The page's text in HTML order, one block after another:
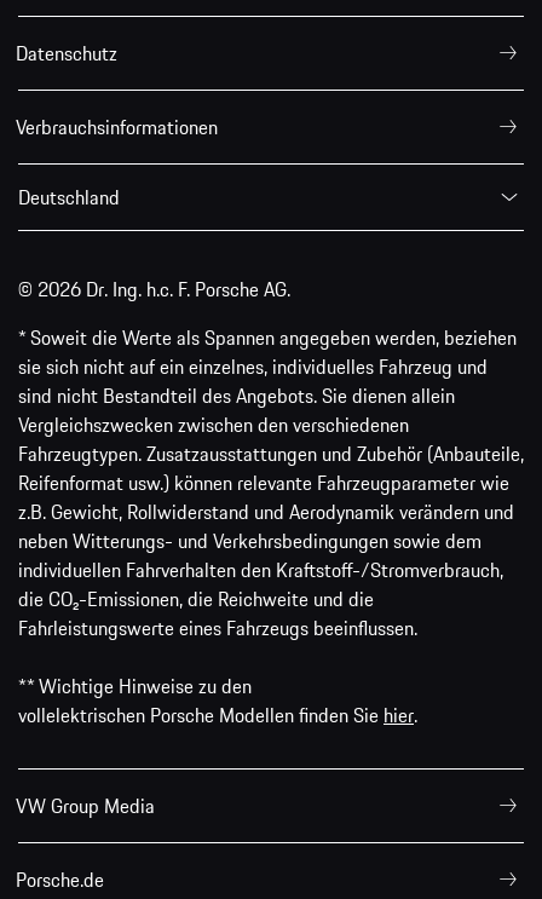
Datenschutz
Verbrauchsinformationen
Deutschland
© 2026 Dr. Ing. h.c. F. Porsche AG.
* Soweit die Werte als Spannen angegeben werden, beziehen
sie sich nicht auf ein einzelnes, individuelles Fahrzeug und
sind nicht Bestandteil des Angebots. Sie dienen allein
Vergleichszwecken zwischen den verschiedenen
Fahrzeugtypen. Zusatzausstattungen und Zubehör (Anbauteile,
Reifenformat usw.) können relevante Fahrzeugparameter wie
z.B. Gewicht, Rollwiderstand und Aerodynamik verändern und
neben Witterungs- und Verkehrsbedingungen sowie dem
individuellen Fahrverhalten den Kraftstoff-/Stromverbrauch,
die CO₂-Emissionen, die Reichweite und die
Fahrleistungswerte eines Fahrzeugs beeinflussen.
** Wichtige Hinweise zu den
vollelektrischen Porsche Modellen finden Sie hier.
VW Group Media
Porsche.de